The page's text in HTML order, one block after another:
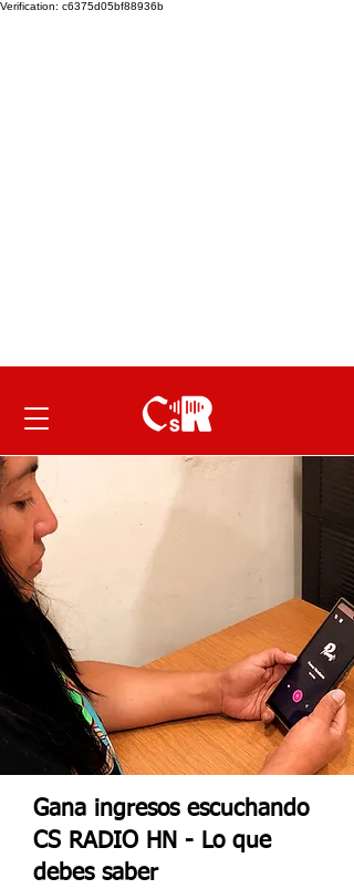
Verification: c6375d05bf88936b
Gana ingresos escuchando
CS RADIO HN - Lo que
debes saber